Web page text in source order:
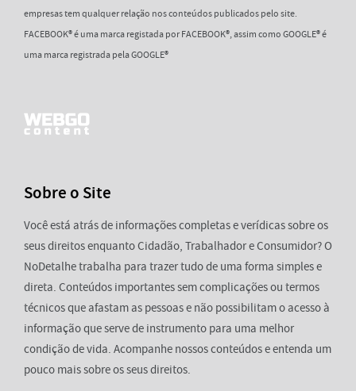
empresas tem qualquer relação nos conteúdos publicados pelo site.
FACEBOOK® é uma marca registada por FACEBOOK®, assim como GOOGLE® é
uma marca registrada pela GOOGLE®
Sobre o Site
Você está atrás de informações completas e verídicas sobre os
seus direitos enquanto Cidadão, Trabalhador e Consumidor? O
NoDetalhe trabalha para trazer tudo de uma forma simples e
direta. Conteúdos importantes sem complicações ou termos
técnicos que afastam as pessoas e não possibilitam o acesso à
informação que serve de instrumento para uma melhor
condição de vida. Acompanhe nossos conteúdos e entenda um
pouco mais sobre os seus direitos.